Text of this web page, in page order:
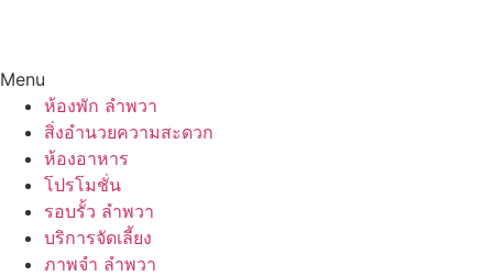
Menu
ห้องพัก ลำพวา
สิ่งอำนวยความสะดวก
ห้องอาหาร
โปรโมชั่น
รอบรั้ว ลำพวา
บริการจัดเลี้ยง
ภาพจำ ลำพวา